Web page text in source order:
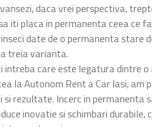
daca vrei perspectiva,
iti placa in permanenta ceea ce
date de o permanenta stare
treia varianta.
intreba care este legatura dintre
la Autonom Rent a Car Iasi, am
rezultate. Incerc in permanenta
inovatie si schimbari